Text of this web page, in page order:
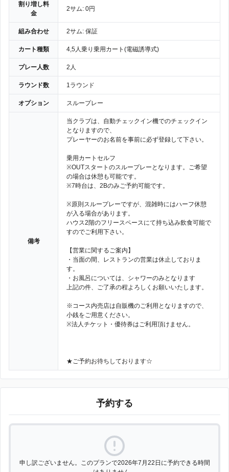
割り増し料
金
2サム: 0円
組み合わせ 2サム: 保証
カート種類 4,5人乗り乗用カート(電磁誘導式)
プレー人数 2人
ラウンド数 1ラウンド
オプション スループレー
備考
当クラブは、自動チェックイン機でのチェックイン
となりますので、
プレーヤーのお名前を事前に必ず登録して下さい。
乗用カートセルフ
※OUTスタートのスループレーとなります。ご希望
の場合は休憩も可能です。
※7時台は、2Bのみご予約可能です。
※原則スループレーですが、混雑時にはハーフ休憩
が入る場合があります。
ハウス2階のフリースペースにて持ち込み飲食可能で
すのでご利用下さい。
【営業に関するご案内】
・当面の間、レストランの営業は休止しておりま
す。
・お風呂については、シャワーのみとなります
上記の件、ご了承の程よろしくお願いいたします。
※コース内売店は自販機のご利用となりますので、
小銭をご用意ください。
※法人チケット・優待券はご利用頂けません。
★ご予約お待ちしております☆
予約する
申し訳ございません。このプランで2026年7月22日に予約できる時間